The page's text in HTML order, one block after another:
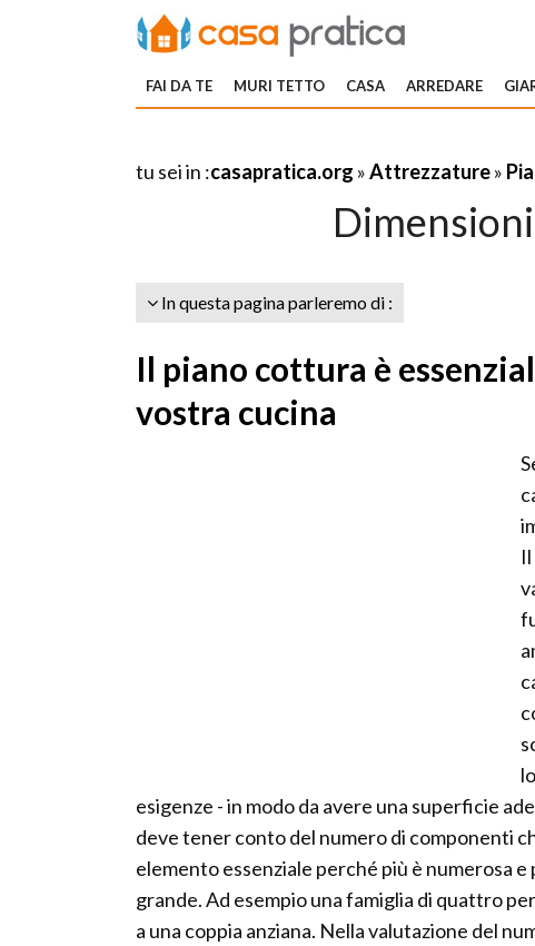
FAI DA TE MURI TETTO CASA ARREDARE
tu sei in :casapratica.org »Attrezzature»
In questa pagina parleremo di :
Il piano cottura è
vostra cucina
esigenze - in modo da avere una superficie
deve tener conto del numero di componenti
elemento essenziale perché più è numerosa
grande. Ad esempio una famiglia di quattro
a una coppia anziana. Nella valutazione del